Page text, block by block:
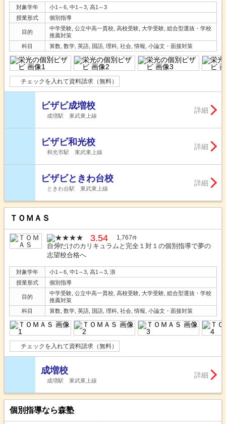
対象学年
小1～6, 中1～3, 高1～3
授業形式
個別指導
目的
中学受験, 公立中高一貫校, 高校受験, 大学受験, 総合型選抜・学校
推薦対策
科目
算数, 数学, 英語, 国語, 理科, 社会, 情報, 小論文・面接対策
チェックを入れて資料請求（無料）
ビザビ成増校
成増駅 東武東上線
詳細
ビザビ和光校
和光市駅 東武東上線
詳細
ビザビときわ台校
ときわ台駅 東武東上線
詳細
ＴＯＭＡＳ
3.54 1,767件
自分だけのカリキュラムと完全１対１の個別指導で夢の
志望校合格へ
対象学年
小1～6, 中1～3, 高1～3, 浪
授業形式
個別指導
目的
中学受験, 公立中高一貫校, 高校受験, 大学受験, 総合型選抜・学校
推薦対策
科目
算数, 数学, 英語, 国語, 理科, 社会, 情報, 小論文・面接対策
チェックを入れて資料請求（無料）
成増校
成増駅 東武東上線
詳細
個別指導なら森塾